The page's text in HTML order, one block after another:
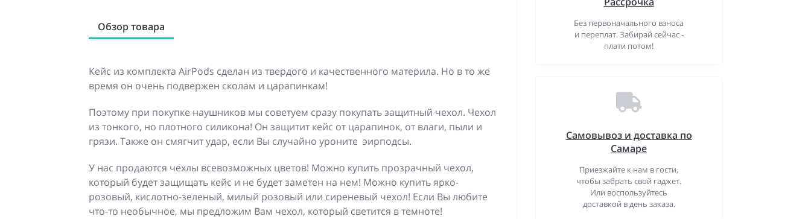
Обзор товара
Кейс из комплекта AirPods сделан из твердого и качественного материла. Но в то же
время он очень подвержен сколам и царапинкам!
Поэтому при покупке наушников мы советуем сразу покупать защитный чехол. Чехол
из тонкого, но плотного силикона! Он защитит кейс от царапинок, от влаги, пыли и
грязи. Также он смягчит удар, если Вы случайно уроните эирподсы.
У нас продаются чехлы всевозможных цветов! Можно купить прозрачный чехол,
который будет защищать кейс и не будет заметен на нем! Можно купить ярко-
розовый, кислотно-зеленый, милый розовый или сиреневый чехол! Если Вы любите
что-то необычное, мы предложим Вам чехол, который светится в темноте!
Без первоначального взноса
и переплат. Забирай сейчас -
плати потом!
Самовывоз и доставка по
Самаре
Приезжайте к нам в гости,
чтобы забрать свой гаджет.
Или воспользуйтесь
доставкой в день заказа.